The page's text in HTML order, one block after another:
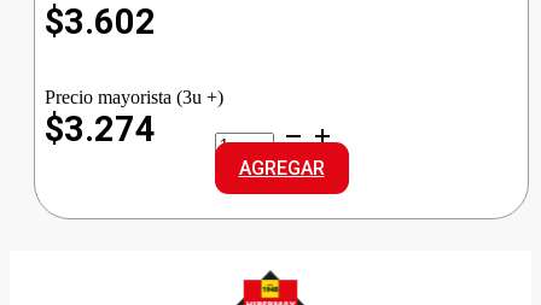
$3.602
Precio mayorista (3u +)
$3.274
SKIP
D/POLVO
cantidad
AGREGAR